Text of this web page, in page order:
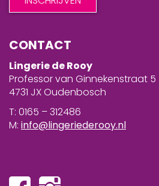
CONTACT
Lingerie de Rooy
Professor van Ginnekenstraat 5
4731 JX Oudenbosch
T: 0165 – 312486
M: info@lingeriederooy.nl